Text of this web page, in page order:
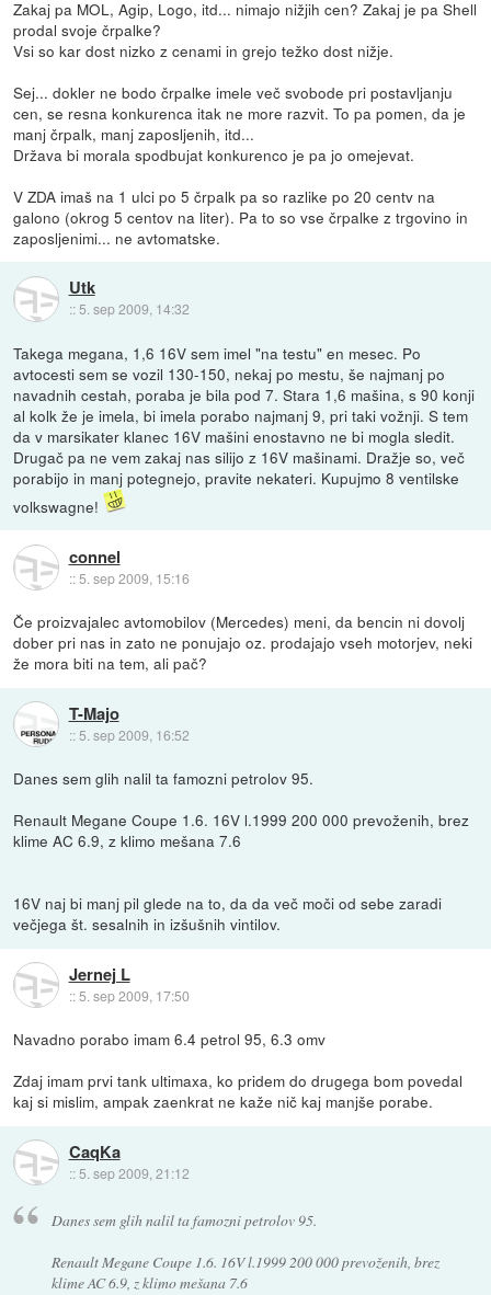
Zakaj pa MOL, Agip, Logo, itd... nimajo nižjih cen? Zakaj je pa Shell
prodal svoje črpalke?
Vsi so kar dost nizko z cenami in grejo težko dost nižje.
Sej... dokler ne bodo črpalke imele več svobode pri postavljanju
cen, se resna konkurenca itak ne more razvit. To pa pomen, da je
manj črpalk, manj zaposljenih, itd...
Država bi morala spodbujat konkurenco je pa jo omejevat.
V ZDA imaš na 1 ulci po 5 črpalk pa so razlike po 20 centv na
galono (okrog 5 centov na liter). Pa to so vse črpalke z trgovino in
zaposljenimi... ne avtomatske.
Utk
:: 5. sep 2009, 14:32
Takega megana, 1,6 16V sem imel "na testu" en mesec. Po
avtocesti sem se vozil 130-150, nekaj po mestu, še najmanj po
navadnih cestah, poraba je bila pod 7. Stara 1,6 mašina, s 90 konji
al kolk že je imela, bi imela porabo najmanj 9, pri taki vožnji. S tem
da v marsikater klanec 16V mašini enostavno ne bi mogla sledit.
Drugač pa ne vem zakaj nas silijo z 16V mašinami. Dražje so, več
porabijo in manj potegnejo, pravite nekateri. Kupujmo 8 ventilske
volkswagne!
connel
::5. sep 2009, 15:16
Če proizvajalec avtomobilov (Mercedes) meni, da bencin ni dovolj
dober pri nas in zato ne ponujajo oz. prodajajo vseh motorjev, neki
že mora biti na tem, ali pač?
T-Majo
:: 5. sep 2009, 16:52
Danes sem glih nalil ta famozni petrolov 95.
Renault Megane Coupe 1.6. 16V l.1999 200 000 prevoženih, brez
klime AC 6.9, z klimo mešana 7.6
16V naj bi manj pil glede na to, da da več moči od sebe zaradi
večjega št. sesalnih in izšušnih vintilov.
Jernej L
::5. sep 2009, 17:50
Navadno porabo imam 6.4 petrol 95, 6.3 omv
Zdaj imam prvi tank ultimaxa, ko pridem do drugega bom povedal
kaj si mislim, ampak zaenkrat ne kaže nič kaj manjše porabe.
CaqKa
:: 5. sep 2009, 21:12
Danes sem glih nalil ta famozni petrolov 95.
Renault Megane Coupe 1.6. 16V l.1999 200 000 prevoženih, brez
klime AC 6.9, z klimo mešana 7.6